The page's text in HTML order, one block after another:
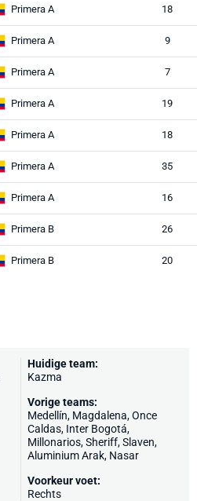
Primera A 18
Primera A 9
Primera A 7
Primera A 19
Primera A 18
Primera A 35
Primera A 16
Primera B 26
Primera B 20
Huidige team:
Kazma
Vorige teams:
Medellín, Magdalena, Once
Caldas, Inter Bogotá,
Millonarios,Sheriff, Slaven,
Aluminium Arak, Nasar
Voorkeur voet:
Rechts